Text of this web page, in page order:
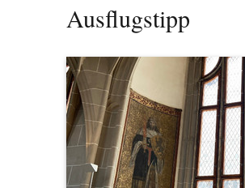
Ausflugstipp